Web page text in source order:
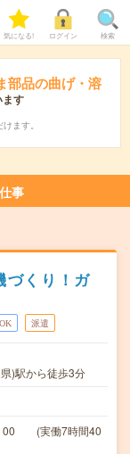
気になる! ログイン 検索
部品の曲げ・溶
す
ます。
事
づくり！ガ
派遣
)駅から徒歩3分
：00 (実働7時間40